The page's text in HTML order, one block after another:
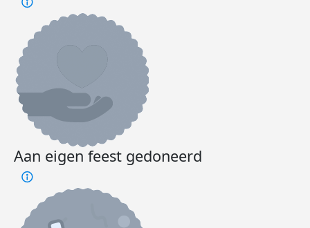
Aan eigen feest gedoneerd